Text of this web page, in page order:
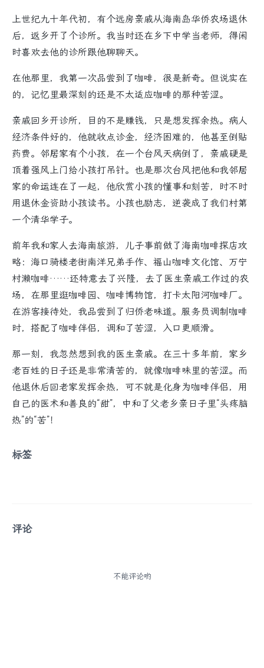
上世纪九十年代初，有个远房亲戚从海南岛华侨农场退休
后，返乡开了个诊所。我当时还在乡下中学当老师，得闲
时喜欢去他的诊所跟他聊聊天。
在他那里，我第一次品尝到了咖啡，很是新奇。但说实在
的，记忆里最深刻的还是不太适应咖啡的那种苦涩。
亲戚回乡开诊所，目的不是赚钱，只是想发挥余热。病人
经济条件好的，他就收点诊金，经济困难的，他甚至倒贴
药费。邻居家有个小孩，在一个台风天病倒了，亲戚硬是
顶着强风上门给小孩打吊针。也是那次台风把他和我邻居
家的命运连在了一起，他欣赏小孩的懂事和刻苦，时不时
用退休金资助小孩读书。小孩也励志，逆袭成了我们村第
一个清华学子。
前年我和家人去海南旅游，儿子事前做了海南咖啡探店攻
略：海口骑楼老街南洋兄弟手作、福山咖啡文化馆、万宁
村濑咖啡……还特意去了兴隆，去了医生亲戚工作过的农
场，在那里逛咖啡园、咖啡博物馆，打卡太阳河咖啡厂。
在游客接待处，我品尝到了归侨老味道。服务员调制咖啡
时，搭配了咖啡伴侣，调和了苦涩，入口更顺滑。
那一刻，我忽然想到我的医生亲戚。在三十多年前，家乡
老百姓的日子还是非常清苦的，就像咖啡味里的苦涩。而
他退休后回老家发挥余热，可不就是化身为咖啡伴侣，用
自己的医术和善良的“甜”，中和了父老乡亲日子里“头疼脑
热”的“苦”！
标签
评论
不能评论哟